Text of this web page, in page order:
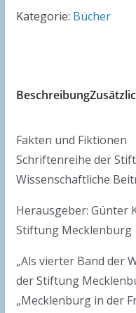
Menge
Kategorie: Bücher
Beschreibung
Fakten und Fiktionen
Schriftenreihe der
Wissenschaftliche
Herausgeber: Günter
Stiftung Mecklenburg
„Als vierter Band der
der Stiftung
„Mecklenburg in der